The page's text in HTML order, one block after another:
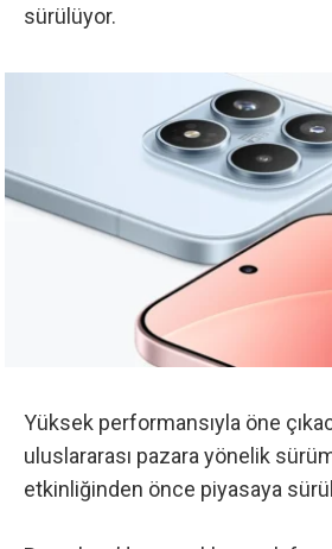
sürülüyor.
Yüksek performansıyla öne
uluslararası pazara yönelik
etkinliğinden önce piyasaya